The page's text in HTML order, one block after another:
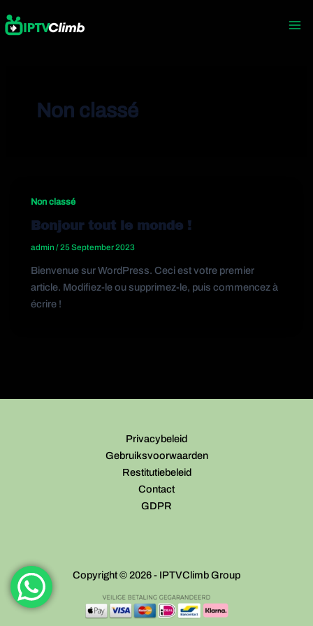
to
Non classé
Non classé
Bonjour tout le monde !
admin/25 September 2023
Bienvenue sur WordPress. Ceci est votre premier
article. Modifiez-le ou supprimez-le, puis commencez à
écrire !
Privacybeleid
Gebruiksvoorwaarden
Restitutiebeleid
Contact
GDPR
Copyright © 2026 - IPTVClimb Group